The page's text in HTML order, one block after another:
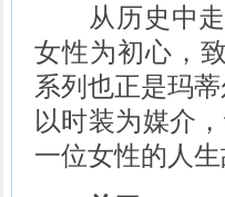
从历史中走
女性为初心，
系列也正是玛
以时装为媒介
一位女性的人生